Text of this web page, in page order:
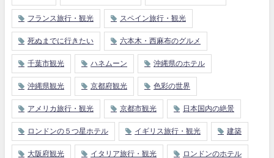
フランス旅行・観光 スペイン旅行・観光
死ぬまでに行きたい 六本木・西麻布のグルメ
千葉市観光 ハネムーン 沖縄県のホテル
沖縄県観光 京都府観光 色彩の世界
アメリカ旅行・観光 京都市観光 日本国内の絶景
ロンドンの５つ星ホテル イギリス旅行・観光 建築
大阪府観光 イタリア旅行・観光 ロンドンのホテル